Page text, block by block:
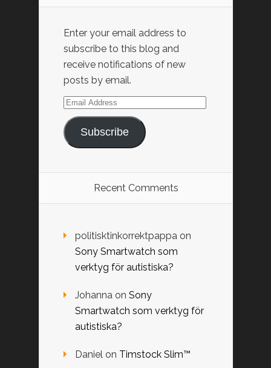
Enter your email address to
subscribe to this blog and
receive notifications of new
posts by email.
Email
Address
Subscribe
Recent Comments
politisktinkorrektpappa on
Sony Smartwatch som
verktyg för autistiska?
Johanna on Sony
Smartwatch som verktyg för
autistiska?
Daniel on Timstock Slim™